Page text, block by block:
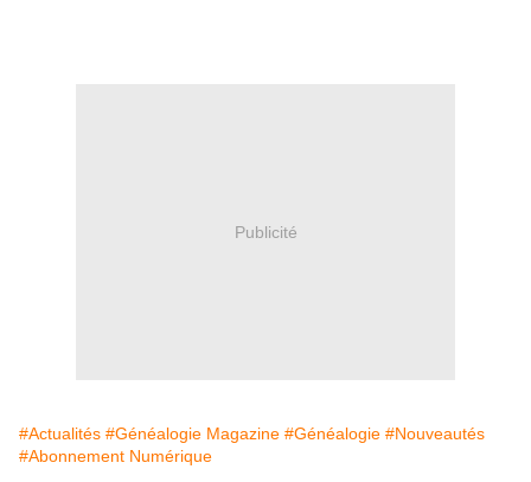
Publicité
#Actualités #Généalogie Magazine #Généalogie #Nouveautés
#Abonnement Numérique